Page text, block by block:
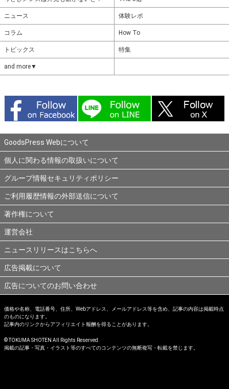
ニュース 体験レポ
コラム How To
トピックス 特集
and more▼
GoodsPress Webについて
個人に関わる情報の取扱いについて
グループ情報セキュリティポリシー
ご利用履歴情報の外部送信について
著作権について
運営会社
ニュースリリースはこちらへ
広告掲載について
広告についてのお問い合わせ
価格や名称、電話番号、住所、Webアドレス、メールアドレス等を含め、記事の内容は掲載時点
のものになります。
記事内のリンクからアフィリエイト報酬を得ることがあります。
© TOKUMA SHOTEN All Rights Reserved.
掲載の記事・写真・イラスト等のすべてのコンテンツの無断複写・転載を禁じます。